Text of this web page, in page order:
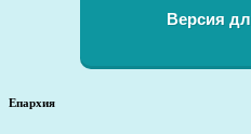
Версия
Епархия